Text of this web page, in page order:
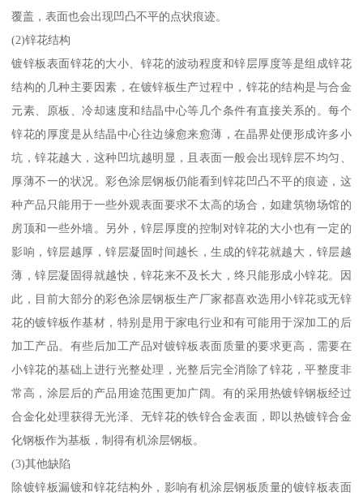
覆盖，表面也会出现凹凸不平的点状痕迹。
(2)锌花结构
镀锌板表面锌花的大小、锌花的波动程度和锌层厚度等是组成锌花
结构的几种主要因素，在镀锌板生产过程中，锌花的结构是与合金
元素、原板、冷却速度和结晶中心等几个条件有直接关系的。每个
锌花的厚度是从结晶中心往边缘愈来愈薄，在晶界处便形成许多小
坑，锌花越大，这种凹坑越明显，且表面一般会出现锌层不均匀、
厚薄不一的状况。彩色涂层钢板仍能看到锌花凹凸不平的痕迹，这
种产品只能用于一些外观表面要求不太高的场合，如建筑物场馆的
房顶和一些外墙。另外，锌层厚度的控制对锌花的大小也有一定的
影响，锌层越厚，锌层凝固时间越长，生成的锌花就越大，锌层越
薄，锌层凝固得就越快，锌花来不及长大，终只能形成小锌花。因
此，目前大部分的彩色涂层钢板生产厂家都喜欢选用小锌花或无锌
花的镀锌板作基材，特别是用于家电行业和有可能用于深加工的后
加工产品。有些后加工产品对镀锌板表面质量的要求更高，需要在
小锌花的基础上进行光整处理，光整后完全消除了锌花，平整度非
常高，涂层后的产品用途范围更加广阔。有的采用热镀锌钢板经过
合金化处理获得无光泽、无锌花的铁锌合金表面，即以热镀锌合金
化钢板作为基板，制得有机涂层钢板。
(3)其他缺陷
除镀锌板漏镀和锌花结构外，影响有机涂层钢板质量的镀锌板表面